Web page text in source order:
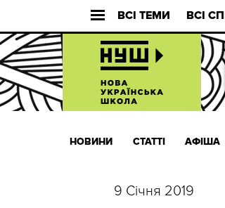
ВСІ ТЕМИ ВСІ
НОВИНИ СТАТТІ АФІША
9 Січня 2019